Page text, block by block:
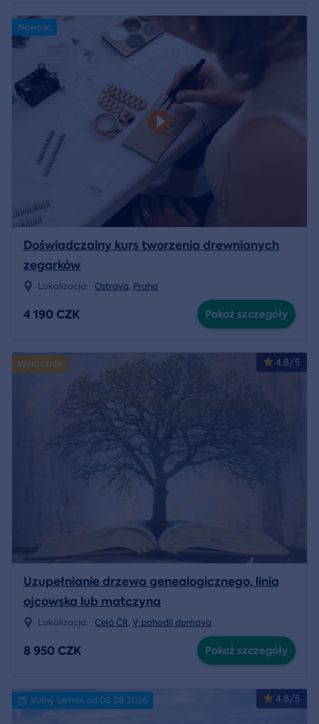
Nowość
Doświadczalny kurs tworzenia drewnianych
zegarków
Lokalizacja: Ostrava, Praha
4 190 CZK Pokaż szczegóły
4.8/5
Wyłącznie
Uzupełnianie drzewa genealogicznego, linia
ojcowska lub matczyna
Lokalizacja: Celá ČR, V pohodlí domova
8 950 CZK Pokaż szczegóły
4.8/5
Volný termín od 08.08.2026